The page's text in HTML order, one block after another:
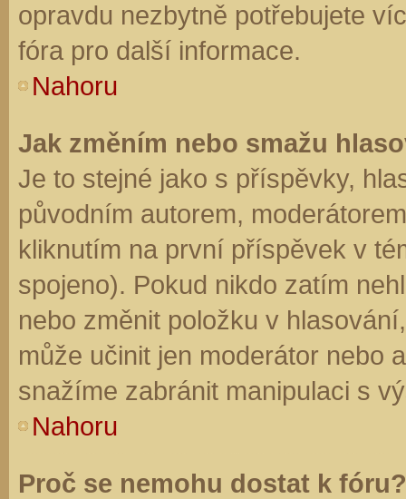
opravdu nezbytně potřebujete
fóra pro další informace.
Nahoru
Jak změním nebo smažu
Je to stejné jako s příspěvky,
původním autorem,
kliknutím na první příspěvek v
spojeno). Pokud nikdo zatím
nebo změnit položku v
může učinit jen moderátor nebo
snažíme zabránit manipulaci s
Nahoru
Proč se nemohu dostat k fóru?